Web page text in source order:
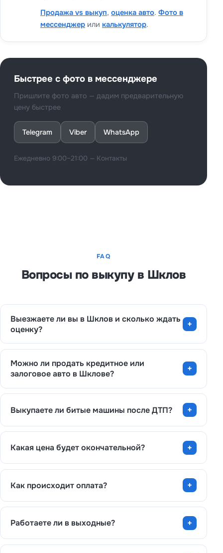
Продажа vs выкуп, оценка авто. Фото в
мессенджер или калькулятор.
Быстрее с фото в мессенджере
Пришлите фото авто — дадим предварительную
цену быстрее
Telegram Viber WhatsApp
Ежедневно 9:00–21:00 — Контакты
FAQ
Вопросы по выкупу в Шклов
Выезжаете ли вы в Шклов и сколько ждать
оценку?
Можно ли продать кредитное или
залоговое авто в Шклове?
Выкупаете ли битые машины после ДТП?
Какая цена будет окончательной?
Как происходит оплата?
Работаете ли в выходные?